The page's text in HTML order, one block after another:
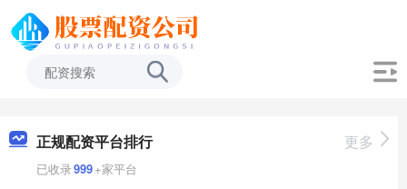
正规配资平台排行
已收录999+家平台
更多